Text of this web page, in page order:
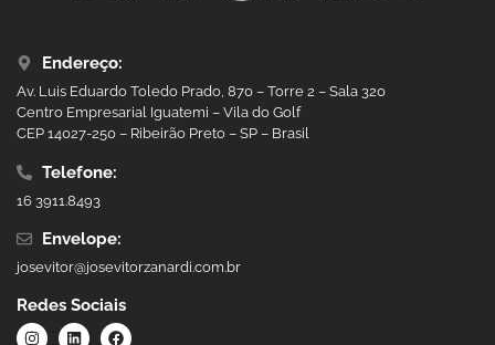
Endereço:
Av. Luis Eduardo Toledo Prado, 870 – Torre 2 – Sala 320
Centro Empresarial Iguatemi – Vila do Golf
CEP 14027-250 – Ribeirão Preto – SP – Brasil
Telefone:
16 3911.8493
Envelope:
josevitor@josevitorzanardi.com.br
Redes Sociais